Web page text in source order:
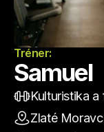
Tréner:
Samuel
Kulturistika a
Zlaté